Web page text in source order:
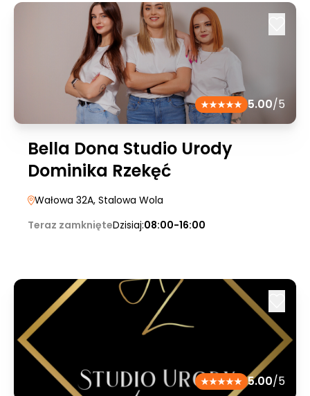
5.00/5
Bella Dona Studio Urody
Dominika Rzekęć
Wałowa 32A, Stalowa Wola
Teraz zamknięteDzisiaj:08:00-16:00
5.00/5